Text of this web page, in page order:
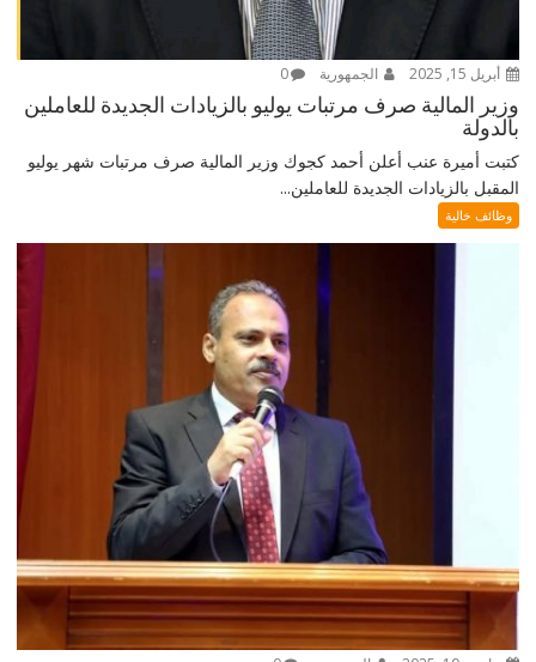
أبريل 15, 2025 الجمهورية 0
وزير المالية صرف مرتبات يوليو بالزيادات الجديدة للعاملين
بالدولة
كتبت أميرة عنب أعلن أحمد كجوك وزير المالية صرف مرتبات شهر يوليو
المقبل بالزيادات الجديدة للعاملين...
وظائف خالية